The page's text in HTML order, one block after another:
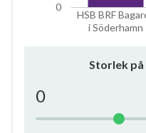
HSB BRF
i Söderhamn
0
Storlek på
0